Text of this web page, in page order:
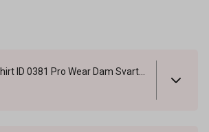
Sweatshirt ID 0381 Pro Wear Dam Svart XS